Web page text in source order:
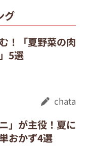
グ
！「夏野菜の肉
5選
chata
」が主役！夏に
おかず4選